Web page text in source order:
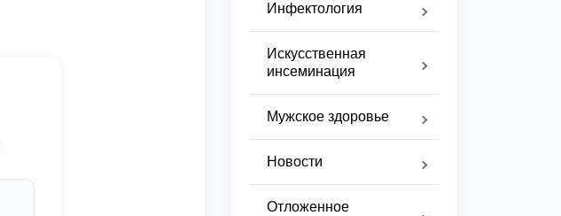
Инфектология
Искусственная
инсеминация
Мужское здоровье
Новости
Отложенное